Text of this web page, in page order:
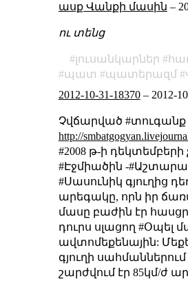
ասք Վանքի մասին –
ու տենց
լուսանկարներ
պատ
պատերազմ
2012-10-31-18370– 2012-
Չվճարված #տուգանք
http://
#2008 թ-ի դեկտեմբերի
#Էջմիածին -
#Սասունիկ գյուղից
արեգակը, որն իր
մասը բաժին էր
դուրս սլացող #Օպել
ավտոմեքենային:
գյուղի
շարժվում էր 85կմ/ժ